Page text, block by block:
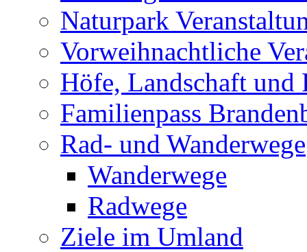
Naturpark
Vorweihnachtliche
Höfe, Landschaft und
Familienpass
Rad- und Wanderwege
Wanderwege
Radwege
Ziele im Umland